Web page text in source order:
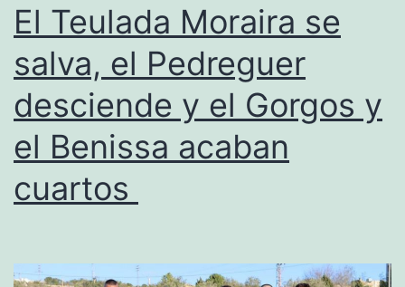
y
el
ascenso
El Teulada Moraira se
salva, el Pedreguer
desciende y el Gorgos y
el Benissa acaban
cuartos